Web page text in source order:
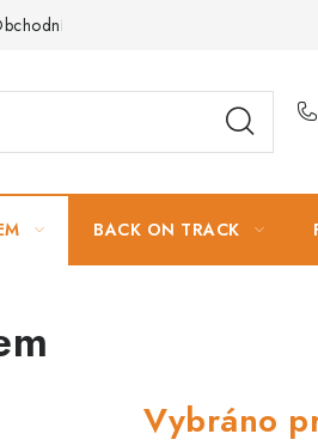
podmínky Podmínky
BACK ON TRACK
Vybráno